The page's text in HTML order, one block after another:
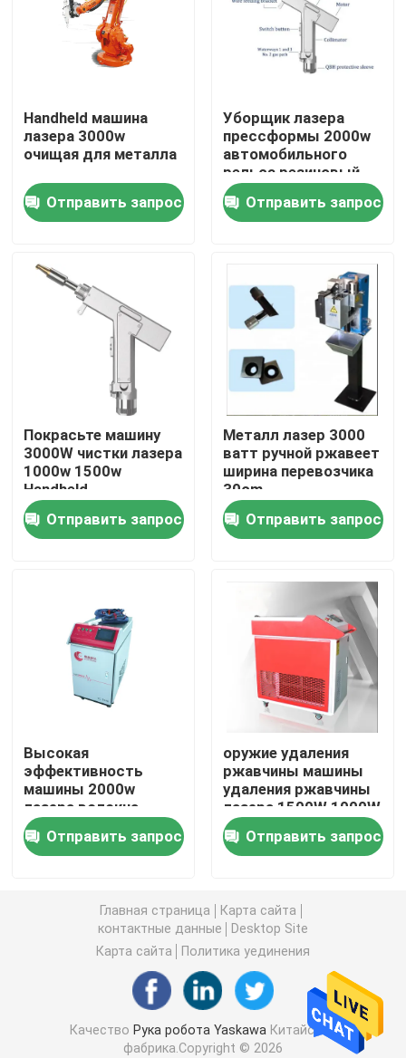
Дом
Продукты
Путешествие фабрики
Проверка качества
Свяжитесь мы
Новости
Спросите цитату
Рука робота Yaskawa
зрение робота 3D
Робототехнические рабочие места
Защитный чехол робота
Позиционер робота
Handheld машина
лазера 3000w
очищая для металла
Отправить запрос
Уборщик лазера
прессформы 2000w
автомобильного
рельса резиновый
Handheld
Отправить запрос
Покрасьте машину
3000W чистки лазера
1000w 1500w
Handheld
Отправить запрос
Металл лазер 3000
ватт ручной ржавеет
ширина перевозчика
30cm
Отправить запрос
Высокая
эффективность
машины 2000w
лазера волокна
Handheld очищая
Отправить запрос
оружие удаления
ржавчины машины
удаления ржавчины
лазера 1500W 1000W
Handheld
Отправить запрос
Главная страница
Карта сайта
контактные данные
Desktop Site
Карта сайта
Политика уединения
Качество Рука робота Yaskawa Китайская
фабрика.Copyright © 2026